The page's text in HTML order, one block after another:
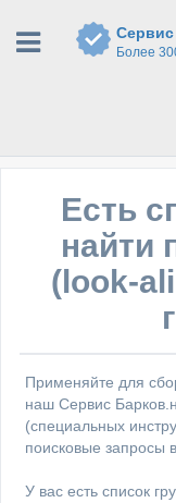
Сервис
Более
Есть
найти
(look-
Применяйте для
наш Сервис
(специальных
поисковые запросы
У вас есть список